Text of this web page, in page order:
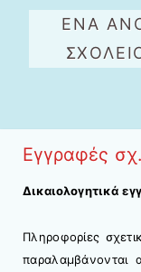
ΈΝΑ
Εγγραφές
Δικαιολογητικά
Πληροφορίες
παραλαμβάνονται